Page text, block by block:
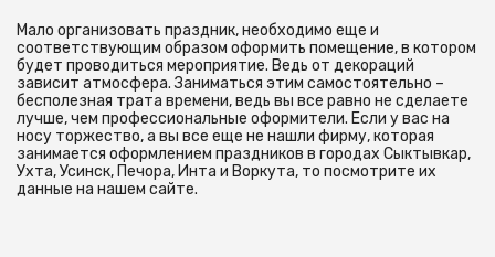
Мало организовать праздник, необходимо еще и
соответствующим образом оформить помещение, в котором
будет проводиться мероприятие. Ведь от декораций
зависит атмосфера. Заниматься этим самостоятельно –
бесполезная трата времени, ведь вы все равно не сделаете
лучше, чем профессиональные оформители. Если у вас на
носу торжество, а вы все еще не нашли фирму, которая
занимается оформлением праздников в городах Сыктывкар,
Ухта, Усинск, Печора, Инта и Воркута, то посмотрите их
данные на нашем сайте.